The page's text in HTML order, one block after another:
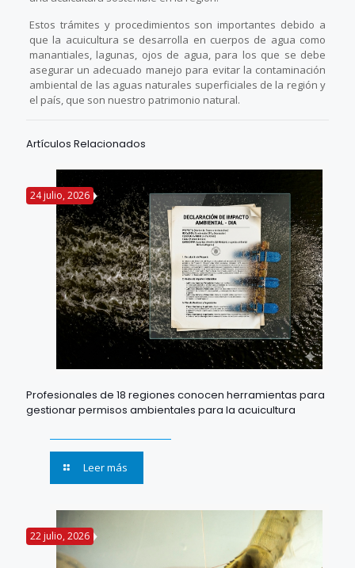
Estos trámites y procedimientos son importantes debido a
que la acuicultura se desarrolla en cuerpos de agua como
manantiales, lagunas, ojos de agua, para los que se debe
asegurar un adecuado manejo para evitar la contaminación
ambiental de las aguas naturales superficiales de la región y
el país, que son nuestro patrimonio natural.
Artículos Relacionados
24 julio, 2026
Profesionales de 18 regiones conocen herramientas para
gestionar permisos ambientales para la acuicultura
Leer más
22 julio, 2026